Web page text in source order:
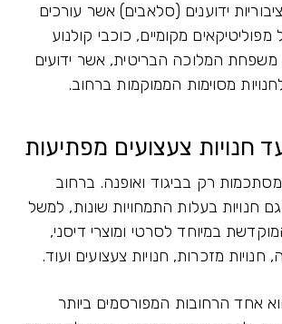
ידוענים (סלאבים) אשר עורכים
מפוליטיקאים מקומיים, כוכבי קולנוע
משפחת המלוכה הבריטית, אשר ידועים
מסוימות הממוקמות ברחוב.
חנויות צעצועים מפתיעות
מסתכמות רק בביגוד ואופנה. ברחוב
חנויות בעלות התמחויות שונות, למשל
במיוחד לסרטי ומוצרי דיסני,
חנויות מזכרות, חנויות צעצועים ועוד.
אחד הרחובות המפורסמים ביותר